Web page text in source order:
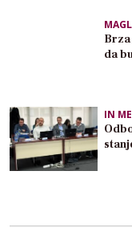
da
IN